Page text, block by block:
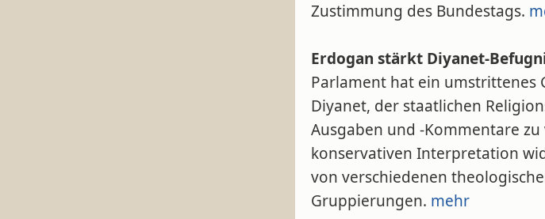
Zustimmung des Bundestags.
Erdogan stärkt Diyanet-
Parlament hat ein umstrittenes
Diyanet, der staatlichen
Ausgaben und -Kommentare
konservativen Interpretation
von verschiedenen
Gruppierungen. mehr